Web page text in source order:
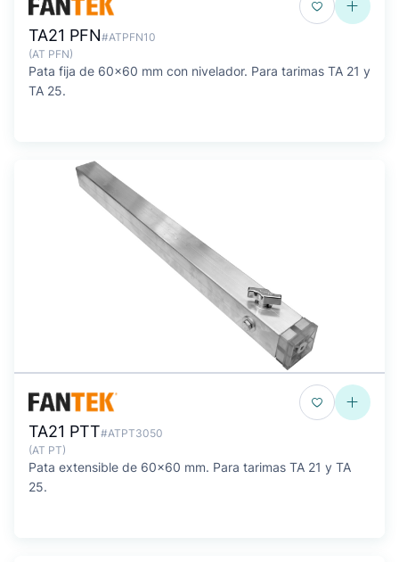
TA21 PFN#ATPFN10
(AT PFN)
Pata fija de 60x60 mm con nivelador. Para tarimas TA 21 y
TA 25.
TA21 PTT#ATPT3050
(AT PT)
Pata extensible de 60x60 mm. Para tarimas TA 21 y TA
25.